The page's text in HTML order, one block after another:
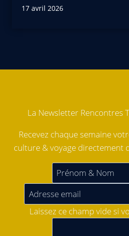
17 avril 2026
La Newsletter Rencontres
Recevez chaque semaine
culture & voyage directement
Laissez ce champ vide si